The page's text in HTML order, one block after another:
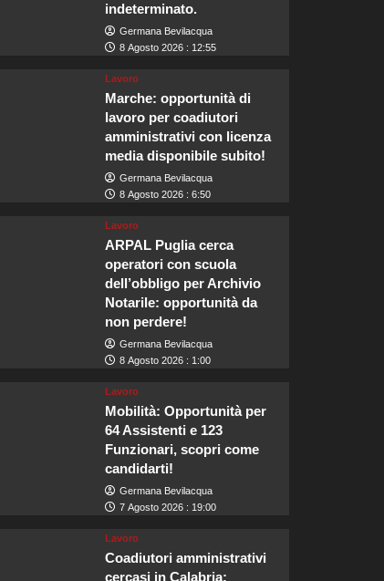
indeterminato.
Germana Bevilacqua
8 Agosto 2026 : 12:55
Lavoro
Marche: opportunità di
lavoro per coadiutori
amministrativi con licenza
media disponibile subito!
Germana Bevilacqua
8 Agosto 2026 : 6:50
Lavoro
ARPAL Puglia cerca
operatori con scuola
dell’obbligo per Archivio
Notarile: opportunità da
non perdere!
Germana Bevilacqua
8 Agosto 2026 : 1:00
Lavoro
Mobilità: Opportunità per
64 Assistenti e 123
Funzionari, scopri come
candidarti!
Germana Bevilacqua
7 Agosto 2026 : 19:00
Lavoro
Coadiutori amministrativi
cercasi in Calabria: